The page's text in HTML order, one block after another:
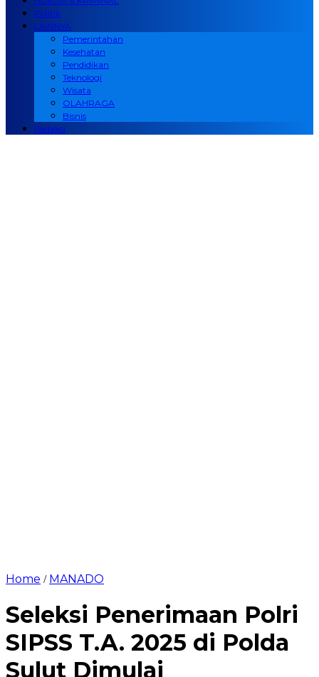
Politik
LAINNYA
Pemerintahan
Kesehatan
Pendidikan
Teknologi
Wisata
OLAHRAGA
Bisnis
Redaksi
Home / MANADO
Seleksi Penerimaan Polri
SIPSS T.A. 2025 di Polda
Sulut Dimulai